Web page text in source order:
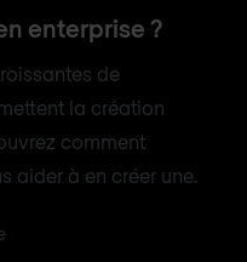
enterprise ?
de
la création
comment
aider à en créer une.